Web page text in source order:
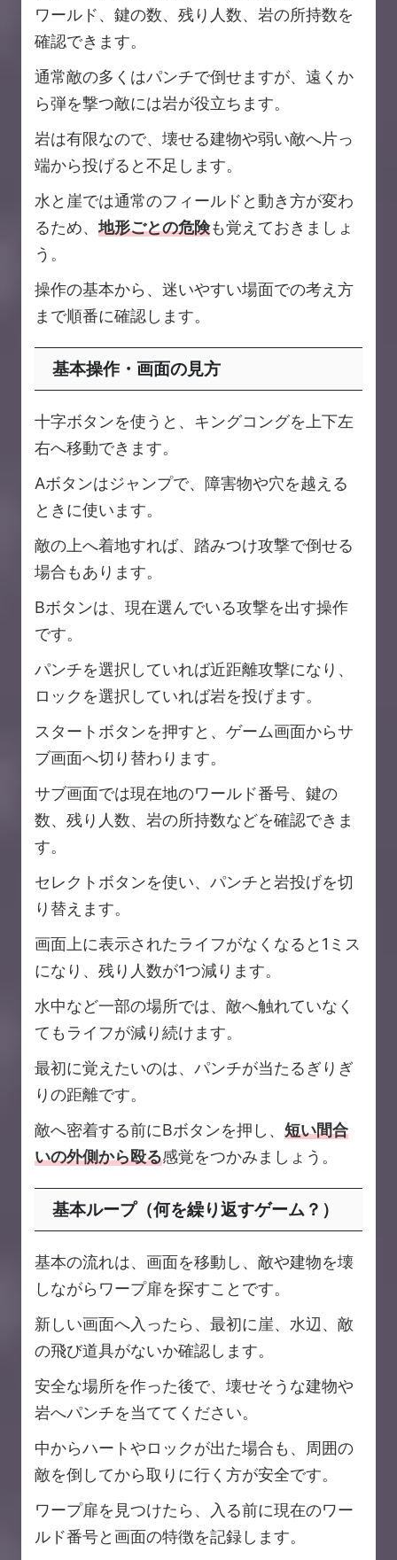
ワールド、鍵の数、残り人数、岩の所持数を
確認できます。
通常敵の多くはパンチで倒せますが、遠くか
ら弾を撃つ敵には岩が役立ちます。
岩は有限なので、壊せる建物や弱い敵へ片っ
端から投げると不足します。
水と崖では通常のフィールドと動き方が変わ
るため、地形ごとの危険も覚えておきましょ
う。
操作の基本から、迷いやすい場面での考え方
まで順番に確認します。
基本操作・画面の見方
十字ボタンを使うと、キングコングを上下左
右へ移動できます。
Aボタンはジャンプで、障害物や穴を越える
ときに使います。
敵の上へ着地すれば、踏みつけ攻撃で倒せる
場合もあります。
Bボタンは、現在選んでいる攻撃を出す操作
です。
パンチを選択していれば近距離攻撃になり、
ロックを選択していれば岩を投げます。
スタートボタンを押すと、ゲーム画面からサ
ブ画面へ切り替わります。
サブ画面では現在地のワールド番号、鍵の
数、残り人数、岩の所持数などを確認できま
す。
セレクトボタンを使い、パンチと岩投げを切
り替えます。
画面上に表示されたライフがなくなると1ミス
になり、残り人数が1つ減ります。
水中など一部の場所では、敵へ触れていなく
てもライフが減り続けます。
最初に覚えたいのは、パンチが当たるぎりぎ
りの距離です。
敵へ密着する前にBボタンを押し、 短い間合
いの外側から殴る感覚をつかみましょう。
基本ループ（何を繰り返すゲーム？）
基本の流れは、画面を移動し、敵や建物を壊
しながらワープ扉を探すことです。
新しい画面へ入ったら、最初に崖、水辺、敵
の飛び道具がないか確認します。
安全な場所を作った後で、壊せそうな建物や
岩へパンチを当ててください。
中からハートやロックが出た場合も、周囲の
敵を倒してから取りに行く方が安全です。
ワープ扉を見つけたら、入る前に現在のワー
ルド番号と画面の特徴を記録します。